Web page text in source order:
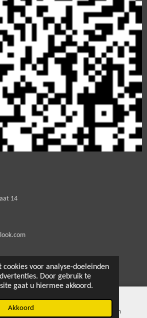
cookies voor analyse-doeleinden
Door gebruik te
gaat u hiermee akkoord.
Akkoord
14
Kaart Instagram